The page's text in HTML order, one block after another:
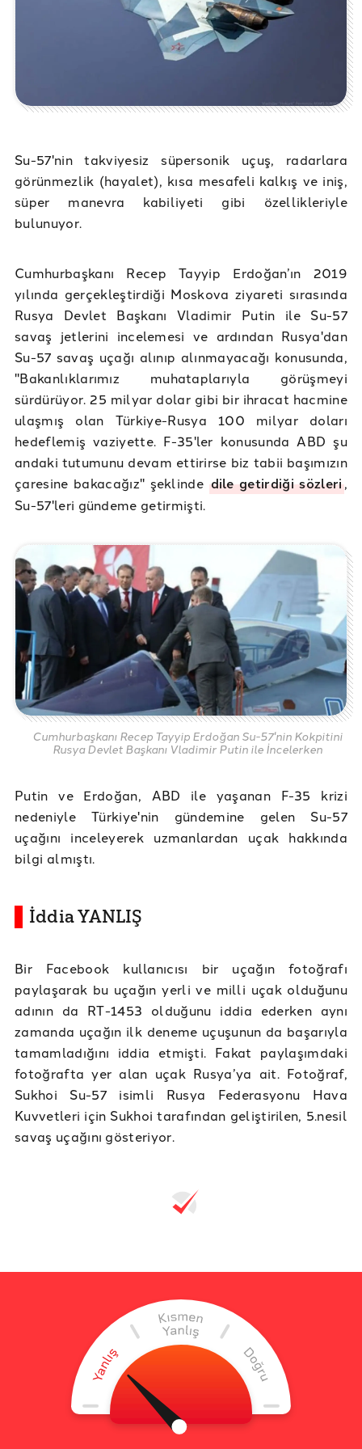
Su-57'nin takviyesiz süpersonik uçuş, radarlara
görünmezlik (hayalet), kısa mesafeli kalkış ve iniş,
süper manevra kabiliyeti gibi özellikleriyle
bulunuyor.
Cumhurbaşkanı Recep Tayyip Erdoğan’ın 2019
yılında gerçekleştirdiği Moskova ziyareti sırasında
Rusya Devlet Başkanı Vladimir Putin ile Su-57
savaş jetlerini incelemesi ve ardından Rusya'dan
Su-57 savaş uçağı alınıp alınmayacağı konusunda,
"Bakanlıklarımız muhataplarıyla görüşmeyi
sürdürüyor. 25 milyar dolar gibi bir ihracat hacmine
ulaşmış olan Türkiye-Rusya 100 milyar doları
hedeflemiş vaziyette. F-35'ler konusunda ABD şu
andaki tutumunu devam ettirirse biz tabii başımızın
çaresine bakacağız" şeklinde dile getirdiği sözleri,
Su-57'leri gündeme getirmişti.
Cumhurbaşkanı Recep Tayyip Erdoğan Su-57'nin Kokpitini
Rusya Devlet Başkanı Vladimir Putin ile İncelerken
Putin ve Erdoğan, ABD ile yaşanan F-35 krizi
nedeniyle Türkiye'nin gündemine gelen Su-57
uçağını inceleyerek uzmanlardan uçak hakkında
bilgi almıştı.
İddia YANLIŞ
Bir Facebook kullanıcısı bir uçağın fotoğrafı
paylaşarak bu uçağın yerli ve milli uçak olduğunu
adının da RT-1453 olduğunu iddia ederken aynı
zamanda uçağın ilk deneme uçuşunun da başarıyla
tamamladığını iddia etmişti. Fakat paylaşımdaki
fotoğrafta yer alan uçak Rusya’ya ait. Fotoğraf,
Sukhoi Su-57 isimli Rusya Federasyonu Hava
Kuvvetleri için Sukhoi tarafından geliştirilen, 5.nesil
savaş uçağını gösteriyor.